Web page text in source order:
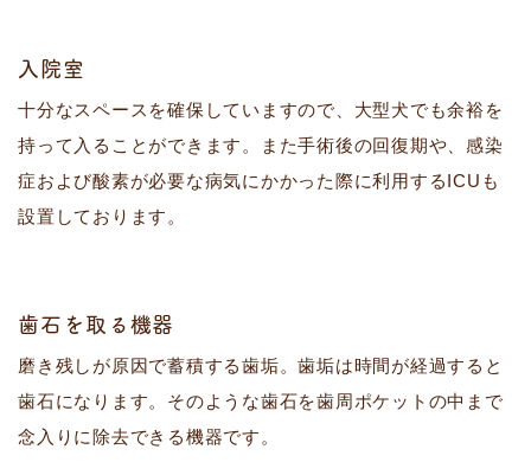
入院室
十分なスペースを確保していますので、大型犬でも余裕を
持って入ることができます。また手術後の回復期や、感染
症および酸素が必要な病気にかかった際に利用するICUも
設置しております。
歯石を取る機器
磨き残しが原因で蓄積する歯垢。歯垢は時間が経過すると
歯石になります。そのような歯石を歯周ポケットの中まで
念入りに除去できる機器です。